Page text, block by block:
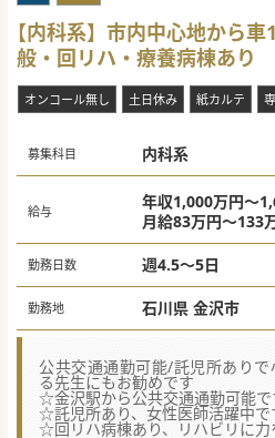
【内科系】市内中心地から
般・回リハ・療養病棟あり
オンコール無し 土日休み 紙カルテ
募集科目 内科系
給与
年収1,000万円～
月給83万円～133
勤務日数 週4.5～5日
勤務地 石川県 金沢市
公共交通通勤可能/託児所あり
る先生にもお勧めです
☆金沢駅から公共交通通勤可能で
☆託児所あり、女性医師活躍中で
☆回リハ病棟あり、リハビリに力